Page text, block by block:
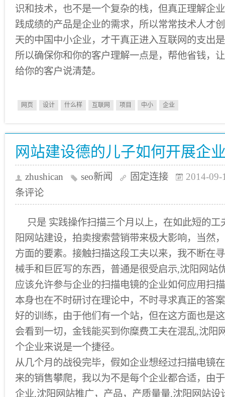
识和技术，也不是一个复杂的栈，但真正理解企
践成绩的产品是企业的需求，所以常常技术人才
天的中国中小企业，才干真正进入互联网的支出
所以确保你和你的客户理解一点是，帮他省钱，
给你的客户说清楚。
网页 设计 什么样 互联网 项目 中小 企业
网站建设德的儿子如何开展企
zhushican seo新闻 固定连接
2014-09-
条评论
只是 实践操作扫描三个月以上，在如此短的工
阳网站建设，拍卖搜索营销带来极大影响，当然
方面的要素。接触扫描这段工夫以来，我不断在
械手和巨匠写的东西，普通是很受启示,沈阳网站
应该允许参与企业的扫描电镜的企业如何应用扫
本身也在不时研讨在理论中，不时寻求真正的答
好的训练，由于他们有一个站，但在这方面也是
会看到一切，金钱能买到你糜费工夫在混乱,沈阳
个企业来说是一个捷径。
从几个月的战役完毕，假如企业想经过扫描电镜
来的销售攀爬，我以为不是每个企业都合适，由
企业,沈阳网站推广，产品，产质量量,沈阳网站设